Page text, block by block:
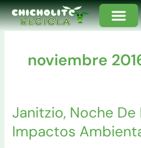
Ir
al
contenido
noviembre
Janitzio, Noche
Impactos
Janitzio,
Noche
De